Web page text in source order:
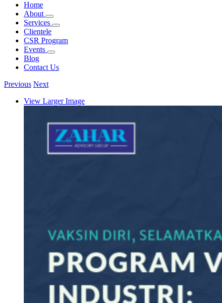
Home
About
Services
Clientele
CSR Program
Events
Blog
Contact Us
Previous Next
View Larger Image